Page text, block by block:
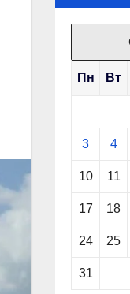
Пн Вт
3 4
10 11
17 18
24 25
31